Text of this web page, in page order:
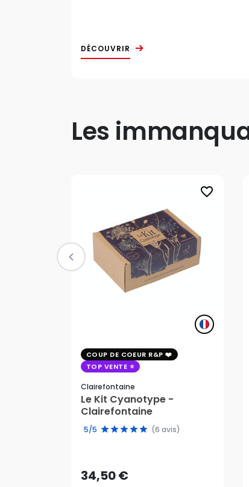
DÉCOUVRIR
Les
favorite_border
COUP DE COEUR R&P
TOP VENTE
Clairefontaine
Le Kit Cyanotype -
Clairefontaine
5/5 (6 avis)
34,50 €AJOUTER AU PANIER